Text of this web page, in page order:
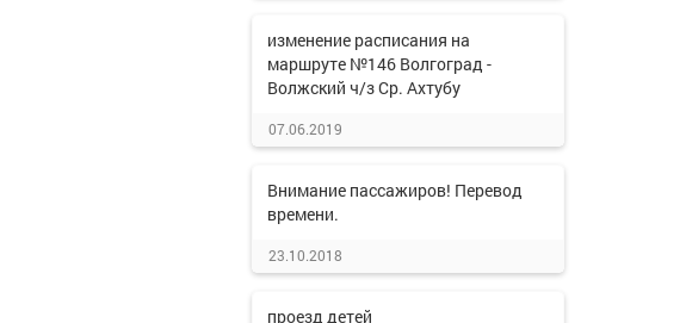
изменение расписания на
маршруте №146 Волгоград -
Волжский ч/з Ср. Ахтубу
07.06.2019
Внимание пассажиров! Перевод
времени.
23.10.2018
проезд детей